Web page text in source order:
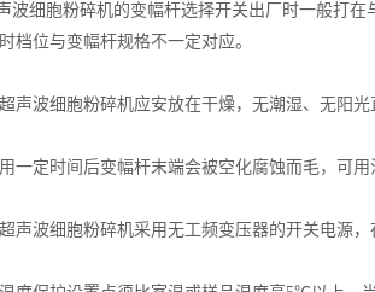
细胞粉碎机的变幅杆选择开关出厂时一般打在
档位与变幅杆规格不一定对应。
波细胞粉碎机应安放在干燥，无潮湿、无阳光
定时间后变幅杆末端会被空化腐蚀而毛，可用
波细胞粉碎机采用无工频变压器的开关电源，